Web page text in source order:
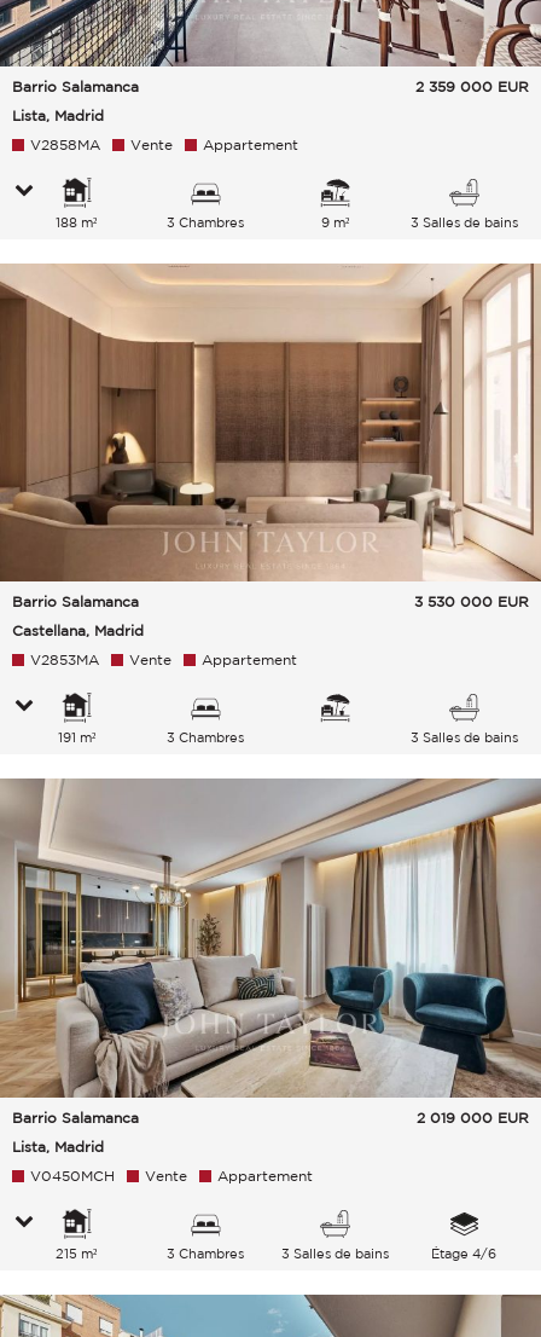
Barrio Salamanca
Lista, Madrid
2 359 000 EUR
V2858MA Vente Appartement
188 m² 3 Chambres 9 m² 3 Salles de bains
Barrio Salamanca
Castellana, Madrid
3 530 000 EUR
V2853MA Vente Appartement
191 m² 3 Chambres 3 Salles de bains
Barrio Salamanca
Lista, Madrid
2 019 000 EUR
V0450MCH Vente Appartement
215 m² 3 Chambres 3 Salles de bains Étage 4/6